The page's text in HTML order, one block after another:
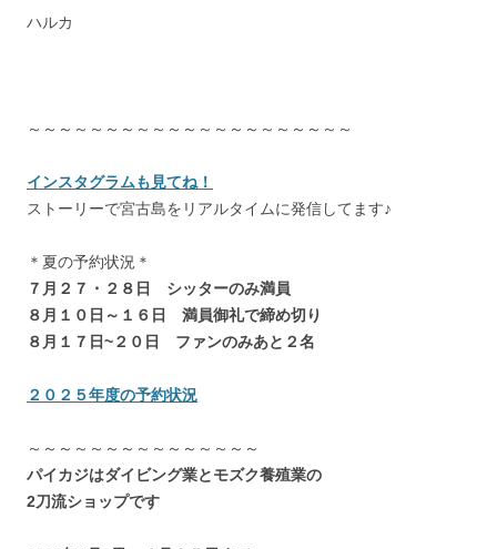
ハルカ
～～～～～～～～～～～～～～～～～～～～～
インスタグラムも見てね！
ストーリーで宮古島をリアルタイムに発信してます♪
＊夏の予約状況＊
７月２７・２８日 シッターのみ満員
８月１０日～１６日 満員御礼で締め切り
８月１７日~２０日 ファンのみあと２名
２０２５年度の予約状況
～～～～～～～～～～～～～～～
パイカジはダイビング業とモズク養殖業の
2刀流ショップです